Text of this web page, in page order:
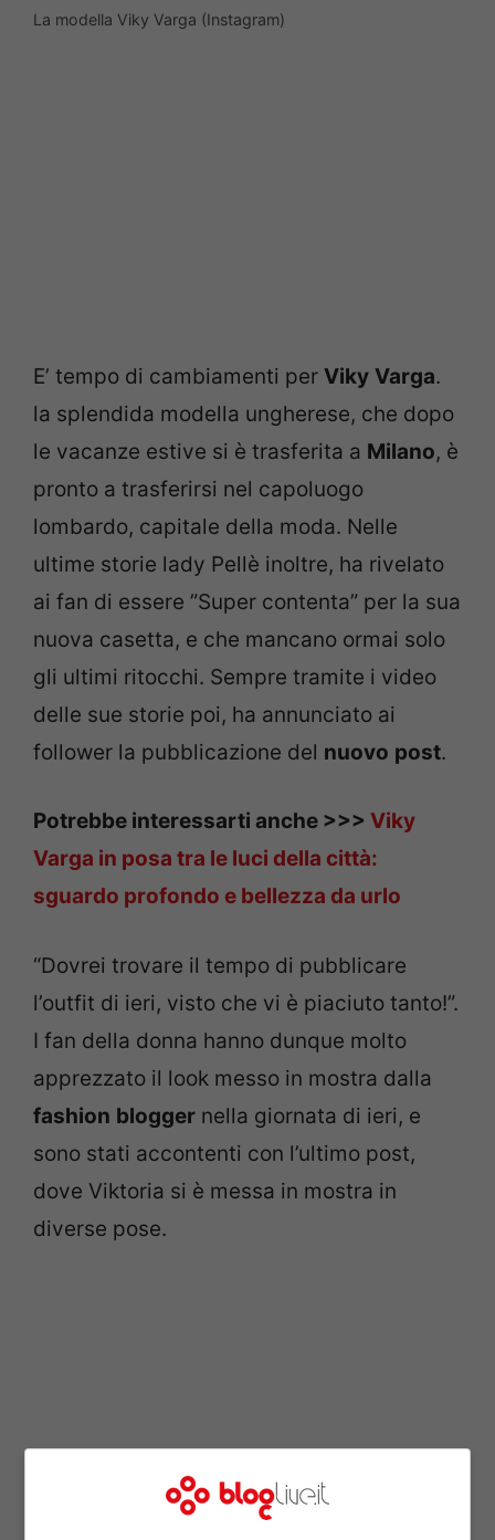
La modella Viky Varga (Instagram)
E’ tempo di cambiamenti per Viky Varga.
la splendida modella ungherese, che dopo
le vacanze estive si è trasferita a Milano, è
pronto a trasferirsi nel capoluogo
lombardo, capitale della moda. Nelle
ultime storie lady Pellè inoltre, ha rivelato
ai fan di essere ”Super contenta” per la sua
nuova casetta, e che mancano ormai solo
gli ultimi ritocchi. Sempre tramite i video
delle sue storie poi, ha annunciato ai
follower la pubblicazione del nuovo post.
Potrebbe interessarti anche >>> Viky
Varga in posa tra le luci della città:
sguardo profondo e bellezza da urlo
“Dovrei trovare il tempo di pubblicare
l’outfit di ieri, visto che vi è piaciuto tanto!”.
I fan della donna hanno dunque molto
apprezzato il look messo in mostra dalla
fashion blogger nella giornata di ieri, e
sono stati accontenti con l’ultimo post,
dove Viktoria si è messa in mostra in
diverse pose.